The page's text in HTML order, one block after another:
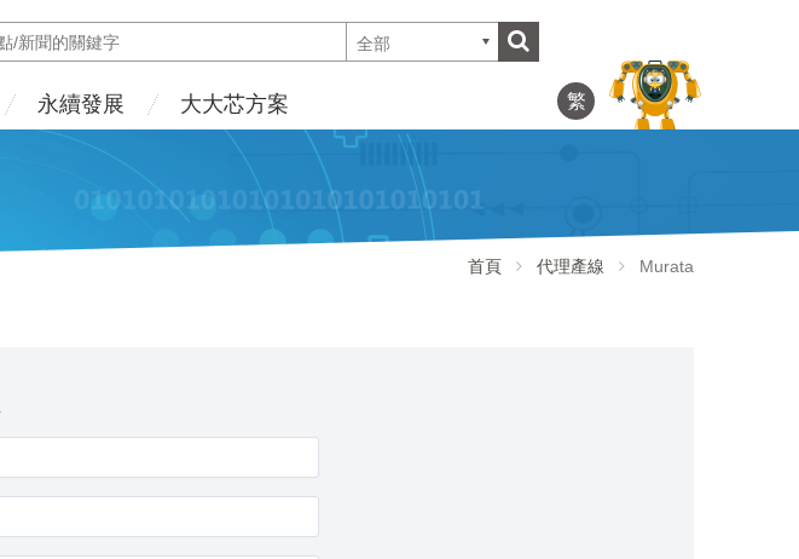
全部
永續發展 大大芯方案 繁
首頁 代理產線 Murata